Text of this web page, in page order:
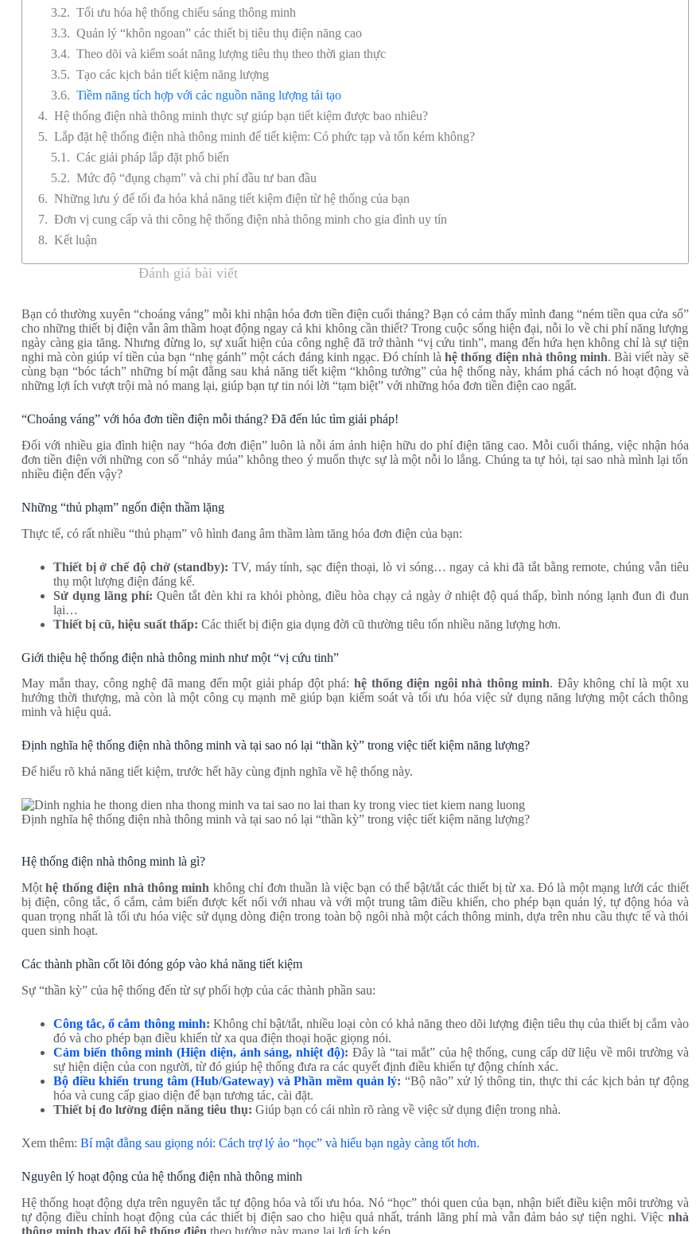
Tối ưu hóa hệ thống chiếu sáng thông minh
Quản lý “khôn ngoan” các thiết bị tiêu thụ điện năng cao
Theo dõi và kiểm soát năng lượng tiêu thụ theo thời gian thực
Tạo các kịch bản tiết kiệm năng lượng
Tiềm năng tích hợp với các nguồn năng lượng tái tạo
Hệ thống điện nhà thông minh thực sự giúp bạn tiết kiệm được bao nhiêu?
Lắp đặt hệ thống điện nhà thông minh để tiết kiệm: Có phức tạp và tốn kém không?
Các giải pháp lắp đặt phổ biến
Mức độ “đụng chạm” và chi phí đầu tư ban đầu
Những lưu ý để tối đa hóa khả năng tiết kiệm điện từ hệ thống của bạn
Đơn vị cung cấp và thi công hệ thống điện nhà thông minh cho gia đình uy tín
Kết luận
Đánh giá bài viết
Bạn có thường xuyên “choáng váng” mỗi khi nhận hóa đơn tiền điện cuối tháng? Bạn có cảm thấy mình đang “ném tiền qua cửa sổ”
cho những thiết bị điện vẫn âm thầm hoạt động ngay cả khi không cần thiết? Trong cuộc sống hiện đại, nỗi lo về chi phí năng lượng
ngày càng gia tăng. Nhưng đừng lo, sự xuất hiện của công nghệ đã trở thành “vị cứu tinh”, mang đến hứa hẹn không chỉ là sự tiện
nghi mà còn giúp ví tiền của bạn “nhẹ gánh” một cách đáng kinh ngạc. Đó chính làhệ thống điện nhà thông minh. Bài viết này sẽ
cùng bạn “bóc tách” những bí mật đằng sau khả năng tiết kiệm “không tưởng” của hệ thống này, khám phá cách nó hoạt động và
những lợi ích vượt trội mà nó mang lại, giúp bạn tự tin nói lời “tạm biệt” với những hóa đơn tiền điện cao ngất.
“Choáng váng” với hóa đơn tiền điện mỗi tháng? Đã đến lúc tìm giải pháp!
Đối với nhiều gia đình hiện nay “hóa đơn điện” luôn là nỗi ám ảnh hiện hữu do phí điện tăng cao. Mỗi cuối tháng, việc nhận hóa
đơn tiền điện với những con số “nhảy múa” không theo ý muốn thực sự là một nỗi lo lắng. Chúng ta tự hỏi, tại sao nhà mình lại tốn
nhiều điện đến vậy?
Những “thủ phạm” ngốn điện thầm lặng
Thực tế, có rất nhiều “thủ phạm” vô hình đang âm thầm làm tăng hóa đơn điện của bạn:
Thiết bị ở chế độ chờ (standby): TV, máy tính, sạc điện thoại, lò vi sóng… ngay cả khi đã tắt bằng remote, chúng vẫn tiêu
thụ một lượng điện đáng kể.
Sử dụng lãng phí: Quên tắt đèn khi ra khỏi phòng, điều hòa chạy cả ngày ở nhiệt độ quá thấp, bình nóng lạnh đun đi đun
lại…
Thiết bị cũ, hiệu suất thấp: Các thiết bị điện gia dụng đời cũ thường tiêu tốn nhiều năng lượng hơn.
Giới thiệu hệ thống điện nhà thông minh như một “vị cứu tinh”
May mắn thay, công nghệ đã mang đến một giải pháp đột phá:hệ thống điện ngôi nhà thông minh. Đây không chỉ là một xu
hướng thời thượng, mà còn là một công cụ mạnh mẽ giúp bạn kiểm soát và tối ưu hóa việc sử dụng năng lượng một cách thông
minh và hiệu quả.
Định nghĩa hệ thống điện nhà thông minh và tại sao nó lại “thần kỳ” trong việc tiết kiệm năng lượng?
Để hiểu rõ khả năng tiết kiệm, trước hết hãy cùng định nghĩa về hệ thống này.
Định nghĩa hệ thống điện nhà thông minh và tại sao nó lại “thần kỳ” trong việc tiết kiệm năng lượng?
Hệ thống điện nhà thông minh là gì?
Mộthệ thống điện nhà thông minh không chỉ đơn thuần là việc bạn có thể bật/tắt các thiết bị từ xa. Đó là một mạng lưới các thiết
bị điện, công tắc, ổ cắm, cảm biến được kết nối với nhau và với một trung tâm điều khiển, cho phép bạn quản lý, tự động hóa và
quan trọng nhất là tối ưu hóa việc sử dụng dòng điện trong toàn bộ ngôi nhà một cách thông minh, dựa trên nhu cầu thực tế và thói
quen sinh hoạt.
Các thành phần cốt lõi đóng góp vào khả năng tiết kiệm
Sự “thần kỳ” của hệ thống đến từ sự phối hợp của các thành phần sau:
Công tắc, ổ cắm thông minh: Không chỉ bật/tắt, nhiều loại còn có khả năng theo dõi lượng điện tiêu thụ của thiết bị cắm vào
đó và cho phép bạn điều khiển từ xa qua điện thoại hoặc giọng nói.
Cảm biến thông minh (Hiện diện, ánh sáng, nhiệt độ): Đây là “tai mắt” của hệ thống, cung cấp dữ liệu về môi trường và
sự hiện diện của con người, từ đó giúp hệ thống đưa ra các quyết định điều khiển tự động chính xác.
Bộ điều khiển trung tâm (Hub/Gateway) và Phần mềm quản lý: “Bộ não” xử lý thông tin, thực thi các kịch bản tự động
hóa và cung cấp giao diện để bạn tương tác, cài đặt.
Thiết bị đo lường điện năng tiêu thụ: Giúp bạn có cái nhìn rõ ràng về việc sử dụng điện trong nhà.
Xem thêm: Bí mật đằng sau giọng nói: Cách trợ lý ảo “học” và hiểu bạn ngày càng tốt hơn.
Nguyên lý hoạt động của hệ thống điện nhà thông minh
Hệ thống hoạt động dựa trên nguyên tắc tự động hóa và tối ưu hóa. Nó “học” thói quen của bạn, nhận biết điều kiện môi trường và
tự động điều chỉnh hoạt động của các thiết bị điện sao cho hiệu quả nhất, tránh lãng phí mà vẫn đảm bảo sự tiện nghi. Việc nhà
thông minh thay đổi hệ thống điện theo hướng này mang lại lợi ích kép.